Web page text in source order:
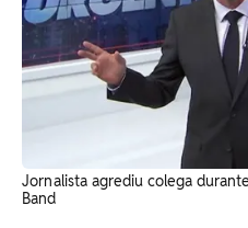
Jornalista agrediu colega
Band